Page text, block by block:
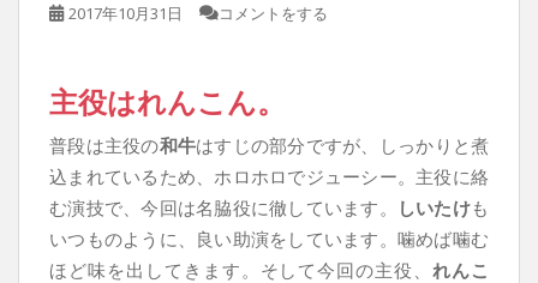
2017年10月31日 コメントをする
主役はれんこん。
普段は主役の和牛はすじの部分ですが、しっかりと煮
込まれているため、ホロホロでジューシー。主役に絡
む演技で、今回は名脇役に徹しています。
しいたけも
いつものように、良い助演をしています。噛めば噛む
ほど味を出してきます。そして今回の主役、れんこ